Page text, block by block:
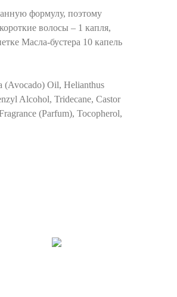
формулу, поэтому
волосы – 1 капля,
Масла-бустера 10 капель
(Avocado) Oil, Helianthus
Alcohol, Tridecane, Castor
(Parfum), Tocopherol,